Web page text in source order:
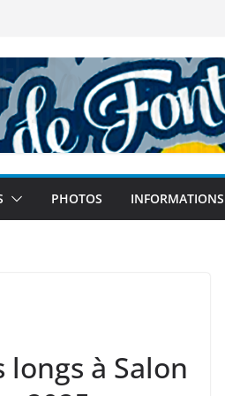
PHOTOS INFORMATIONS
à Salon